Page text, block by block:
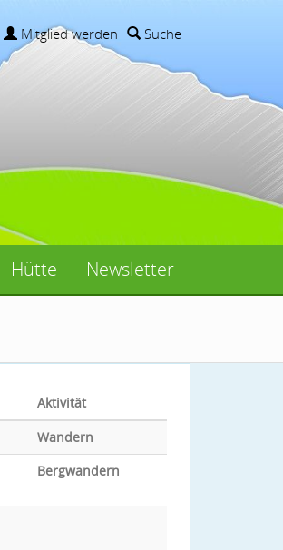
Mitglied werden
Suche
Hütte Newsletter
Aktivität
Wandern
Bergwandern